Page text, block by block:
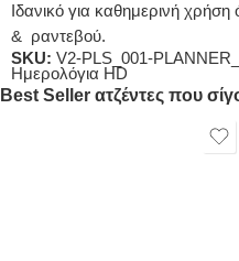
Ιδανικό για καθημερινή
& ραντεβού.
SKU: V2-PLS_001-
Ημερολόγια HD
Best Seller ατζέντες που